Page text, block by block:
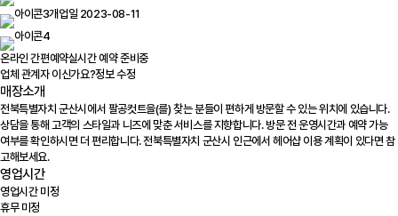
개업일 2023-08-11
온라인 간편예약실시간 예약 준비중
업체 관계자 이신가요?정보 수정
매장소개
전북특별자치 군산시에서 팔공컷트을(를) 찾는 분들이 편하게 방문할 수 있는 위치에 있습니다.
상담을 통해 고객의 스타일과 니즈에 맞춘 서비스를 지향합니다. 방문 전 운영시간과 예약 가능
여부를 확인하시면 더 편리합니다. 전북특별자치 군산시 인근에서 헤어샵 이용 계획이 있다면 참
고해보세요.
영업시간
영업시간 미정
휴무 미정